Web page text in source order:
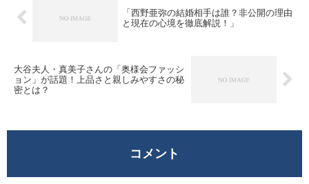
「西野亜弥の結婚相手は誰？非公開の理由
と現在の心境を徹底解説！」
大谷夫人・真美子さんの「奥様会ファッシ
ョン」が話題！上品さと親しみやすさの秘
密とは？
コメント